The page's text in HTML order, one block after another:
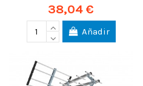
38,04 €
Añadir